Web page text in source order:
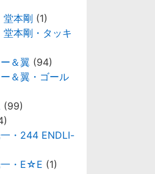
本剛 (1)
本剛・タッキ
＆翼 (94)
＆翼・ゴール
(99)
・244 ENDLI-
・E☆E (1)